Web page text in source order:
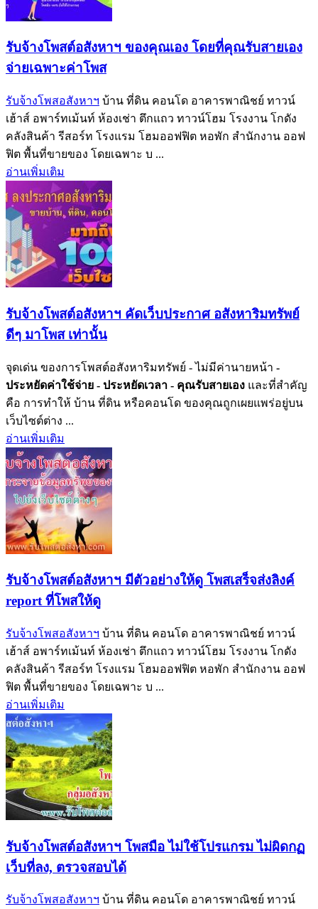
รับจ้างโพสต์อสังหาฯ ของคุณเอง โดยที่คุณรับสายเอง
จ่ายเฉพาะค่าโพส
รับจ้างโพสอสังหาฯ บ้าน ที่ดิน คอนโด อาคารพาณิชย์ ทาวน์
เฮ้าส์ อพาร์ทเม้นท์ ห้องเช่า ตึกแถว ทาวน์โฮม โรงงาน โกดัง
คลังสินค้า รีสอร์ท โรงแรม โฮมออฟฟิต หอพัก สำนักงาน ออฟ
ฟิต พื้นที่ขายของ โดยเฉพาะ บ ...
อ่านเพิ่มเติม
รับจ้างโพสต์อสังหาฯ คัดเว็บประกาศ อสังหาริมทรัพย์
ดีๆ มาโพส เท่านั้น
จุดเด่น ของการโพสต์อสังหาริมทรัพย์ - ไม่มีค่านายหน้า -
ประหยัดค่าใช้จ่าย - ประหยัดเวลา - คุณรับสายเอง และที่สำคัญ
คือ การทำให้ บ้าน ที่ดิน หรือคอนโด ของคุณถูกเผยแพร่อยู่บน
เว็บไซต์ต่าง ...
อ่านเพิ่มเติม
รับจ้างโพสต์อสังหาฯ มีตัวอย่างให้ดู โพสเสร็จส่งลิงค์
report ที่โพสให้ดู
รับจ้างโพสอสังหาฯ บ้าน ที่ดิน คอนโด อาคารพาณิชย์ ทาวน์
เฮ้าส์ อพาร์ทเม้นท์ ห้องเช่า ตึกแถว ทาวน์โฮม โรงงาน โกดัง
คลังสินค้า รีสอร์ท โรงแรม โฮมออฟฟิต หอพัก สำนักงาน ออฟ
ฟิต พื้นที่ขายของ โดยเฉพาะ บ ...
อ่านเพิ่มเติม
รับจ้างโพสต์อสังหาฯ โพสมือ ไม่ใช้โปรแกรม ไม่ผิดกฏ
เว็บที่ลง, ตรวจสอบได้
รับจ้างโพสอสังหาฯ บ้าน ที่ดิน คอนโด อาคารพาณิชย์ ทาวน์